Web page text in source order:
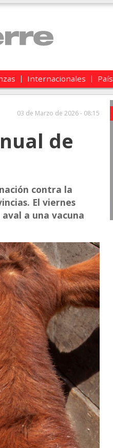
Internacionales País
03 de Marzo de 2026 - 08:15
de
contra la
El viernes
a una vacuna